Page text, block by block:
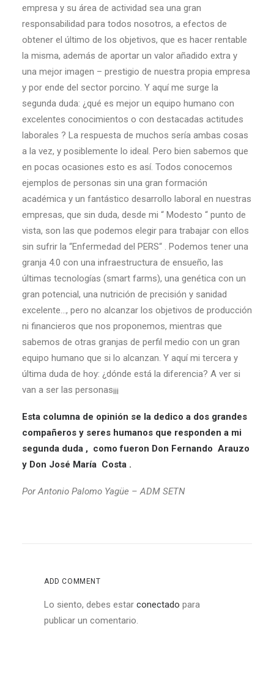
empresa y su área de actividad sea una gran
responsabilidad para todos nosotros, a efectos de
obtener el último de los objetivos, que es hacer rentable
la misma, además de aportar un valor añadido extra y
una mejor imagen – prestigio de nuestra propia empresa
y por ende del sector porcino. Y aquí me surge la
segunda duda: ¿qué es mejor un equipo humano con
excelentes conocimientos o con destacadas actitudes
laborales ? La respuesta de muchos sería ambas cosas
a la vez, y posiblemente lo ideal. Pero bien sabemos que
en pocas ocasiones esto es así. Todos conocemos
ejemplos de personas sin una gran formación
académica y un fantástico desarrollo laboral en nuestras
empresas, que sin duda, desde mi “ Modesto “ punto de
vista, son las que podemos elegir para trabajar con ellos
sin sufrir la “Enfermedad del PERS“ . Podemos tener una
granja 4.0 con una infraestructura de ensueño, las
últimas tecnologías (smart farms), una genética con un
gran potencial, una nutrición de precisión y sanidad
excelente…, pero no alcanzar los objetivos de producción
ni financieros que nos proponemos, mientras que
sabemos de otras granjas de perfil medio con un gran
equipo humano que si lo alcanzan. Y aquí mi tercera y
última duda de hoy: ¿dónde está la diferencia? A ver si
van a ser las personas¡¡¡
Esta columna de opinión se la dedico a dos grandes
compañeros y seres humanos que responden a mi
segunda duda , como fueron Don Fernando Arauzo
y Don José María Costa .
PorAntonio Palomo Yagüe – ADM SETN
ADD COMMENT
Lo siento, debes estar conectado para
publicar un comentario.